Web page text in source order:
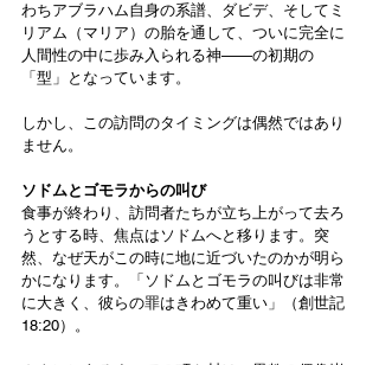
わちアブラハム自身の系譜、ダビデ、そしてミ
リアム（マリア）の胎を通して、ついに完全に
人間性の中に歩み入られる神——の初期の
「型」となっています。
しかし、この訪問のタイミングは偶然ではあり
ません。
ソドムとゴモラからの叫び
食事が終わり、訪問者たちが立ち上がって去ろ
うとする時、焦点はソドムへと移ります。突
然、なぜ天がこの時に地に近づいたのかが明ら
かになります。「ソドムとゴモラの叫びは非常
に大きく、彼らの罪はきわめて重い」（創世記
18:20）。